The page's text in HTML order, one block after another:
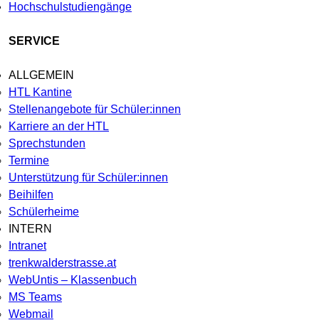
Hochschulstudiengänge
SERVICE
ALLGEMEIN
HTL Kantine
Stellenangebote für Schüler:innen
Karriere an der HTL
Sprechstunden
Termine
Unterstützung für Schüler:innen
Beihilfen
Schülerheime
INTERN
Intranet
trenkwalderstrasse.at
WebUntis – Klassenbuch
MS Teams
Webmail